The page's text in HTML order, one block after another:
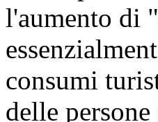
l'aumento di
consumi
delle